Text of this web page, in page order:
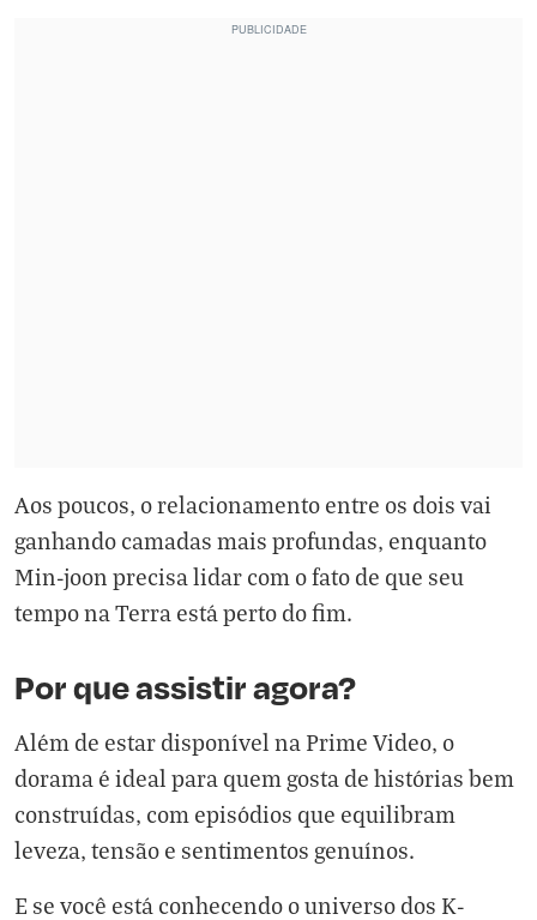
Aos poucos, o relacionamento entre os dois vai
ganhando camadas mais profundas, enquanto
Min-joon precisa lidar com o fato de que seu
tempo na Terra está perto do fim.
Por que assistir agora?
Além de estar disponível na Prime Video, o
dorama é ideal para quem gosta de histórias bem
construídas, com episódios que equilibram
leveza, tensão e sentimentos genuínos.
E se você está conhecendo o universo dos K-